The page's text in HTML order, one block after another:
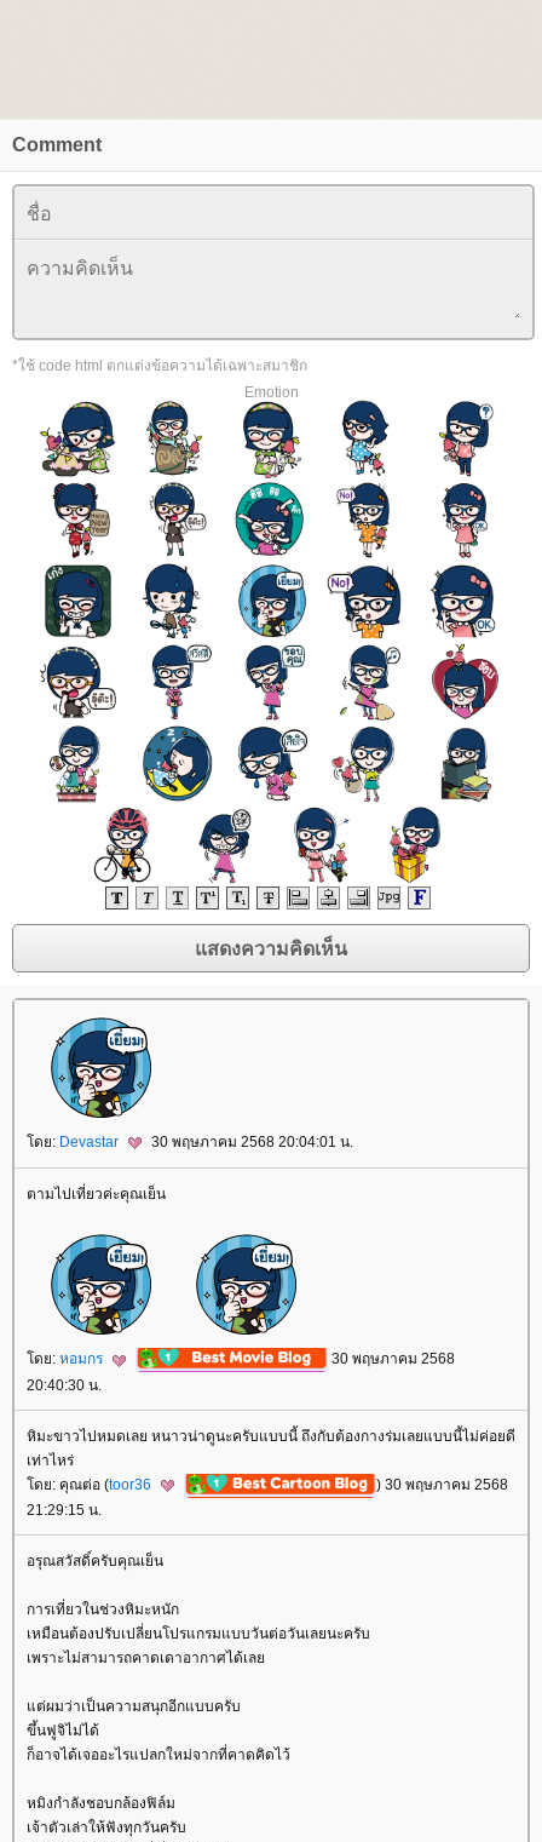
Comment
*ใช้ code html ตกแต่งข้อความได้เฉพาะสมาชิก
Emotion
ดย: Devastar 30 พฤษภาคม 2568 20:04:01 น.
ตามไปเที่ยวค่ะคุณเย็น
ดย: หอมกร
30 พฤษภาคม 2568
20:40:30 น.
หิมะขาวไปหมดเลย หนาวน่าดูนะครับแบบนี้ ถึงกับต้องกางร่มเลยแบบนี้ไม่ค่อยดี
เท่าไหร่
ดย: คุณต่อ (toor36
) 30 พฤษภาคม 2568
21:29:15 น.
อรุณสวัสดิ์ครับคุณเย็น
การเที่ยวในช่วงหิมะหนัก
เหมือนต้องปรับเปลี่ยนโปรแกรมแบบวันต่อวันเลยนะครับ
เพราะไม่สามารถคาดเดาอากาศได้เล
ต่ผมว่าเป็นความสนุกอีกแบบครับ
ขึ้นฟูจิไม่ได้
ก็อาจได้เจออะไรแปลกใหม่จากที่คาดคิดไว้
หมิงกำลังชอบกล้องฟิล์ม
เจ้าตัวเล่าให้ฟังทุกวันครับ